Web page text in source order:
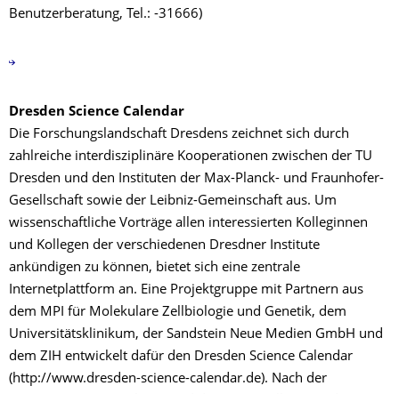
Benutzerberatung, Tel.: -31666)
Dresden Science Calendar
Die Forschungslandschaft Dresdens zeichnet sich durch
zahlreiche interdisziplinäre Kooperationen zwischen der TU
Dresden und den Instituten der Max-Planck- und Fraunhofer-
Gesellschaft sowie der Leibniz-Gemeinschaft aus. Um
wissenschaftliche Vorträge allen interessierten Kolleginnen
und Kollegen der verschiedenen Dresdner Institute
ankündigen zu können, bietet sich eine zentrale
Internetplattform an. Eine Projektgruppe mit Partnern aus
dem MPI für Molekulare Zellbiologie und Genetik, dem
Universitätsklinikum, der Sandstein Neue Medien GmbH und
dem ZIH entwickelt dafür den Dresden Science Calendar
(http://www.dresden-science-calendar.de). Nach der